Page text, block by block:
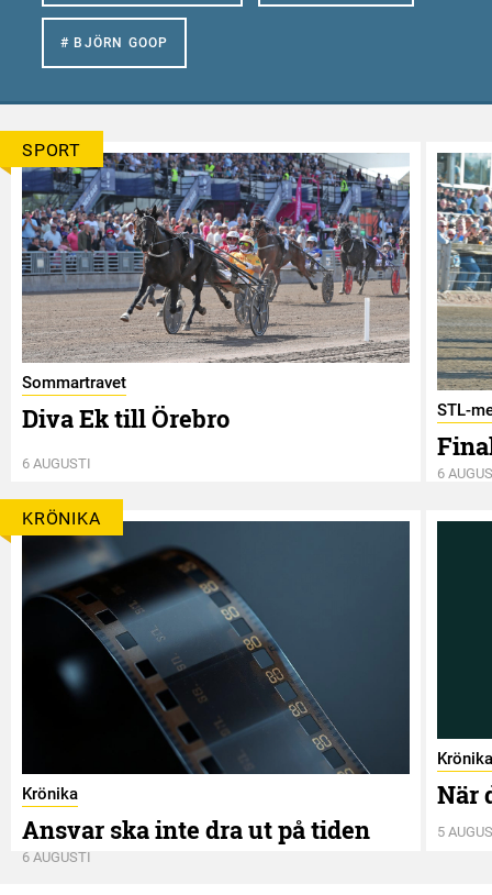
# BJÖRN GOOP
SPORT
Sommartravet
Diva Ek till Örebro
6 AUGUSTI
STL-
6
KRÖNIKA
Krönika
Ansvar ska inte dra ut på tiden
6 AUGUSTI
Krönika
När
5